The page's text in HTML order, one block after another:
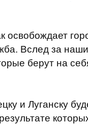
освобождает
Вслед за
берут на
и Луганску